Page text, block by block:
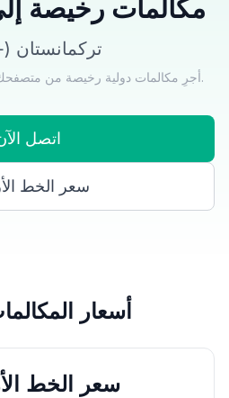
مكالمات رخيصة
تركمانستان
أجرِ مكالمات دولية رخيصة من متصفحك. بدون تطبيق، بدون اشتراك.
اتصل
سعر الخط
أسعار
سعر الخط